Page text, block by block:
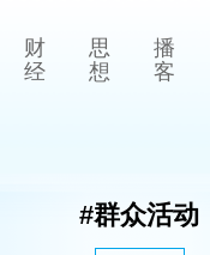
财
经
思
想
播
客
#群众活动